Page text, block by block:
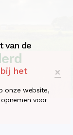
van de
×
het
onze website,
voor